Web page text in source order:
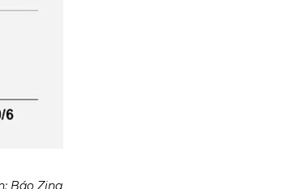
Báo Zing